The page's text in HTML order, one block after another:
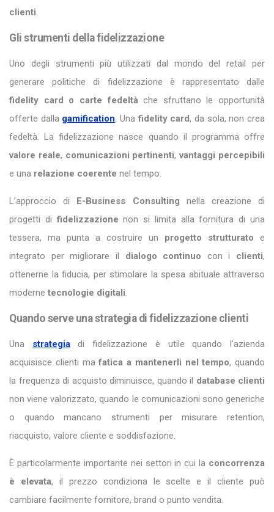
clienti.
Gli strumenti della fidelizzazione
Uno degli strumenti più utilizzati dal mondo del retail per
generare politiche di fidelizzazione è rappresentato dalle
fidelity card o carte fedeltàche sfruttano le opportunità
offerte dalla gamification. Unafidelity card, da sola, non crea
fedeltà. La fidelizzazione nasce quando il programma offre
valore reale, comunicazioni pertinenti,vantaggi percepibili
e una relazione coerente nel tempo.
L’approccio di E-Business Consulting nella creazione di
progetti difidelizzazione non si limita alla fornitura di una
tessera, ma punta a costruire un progetto strutturato e
integrato per migliorare il dialogo continuo con i clienti,
ottenerne la fiducia, per stimolare la spesa abituale attraverso
moderne tecnologie digitali.
Quando serve una strategia di fidelizzazione clienti
Una strategiadi fidelizzazione è utile quando l’azienda
acquisisce clienti mafatica a mantenerli nel tempo, quando
la frequenza di acquisto diminuisce, quando il database clienti
non viene valorizzato, quando le comunicazioni sono generiche
o quando mancano strumenti per misurare retention,
riacquisto, valore cliente e soddisfazione.
È particolarmente importante nei settori in cui la concorrenza
è elevata, il prezzo condiziona le scelte e il cliente può
cambiare facilmente fornitore, brand o punto vendita.